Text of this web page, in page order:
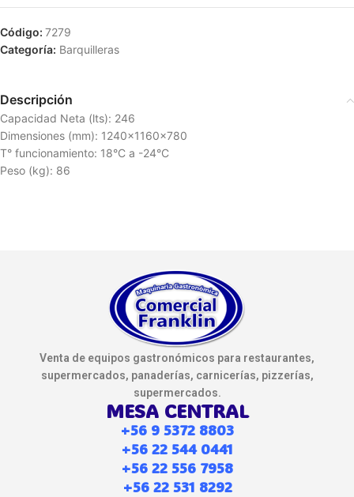
Código: 7279
Categoría: Barquilleras
Descripción
Capacidad Neta (lts): 246
Dimensiones (mm): 1240x1160x780
T° funcionamiento: 18°C a -24°C
Peso (kg): 86
Venta de equipos gastronómicos para restaurantes,
supermercados, panaderías, carnicerías, pizzerías,
supermercados.
MESA CENTRAL
+56 9 5372 8803
+56 22 544 0441
+56 22 556 7958
+56 22 531 8292